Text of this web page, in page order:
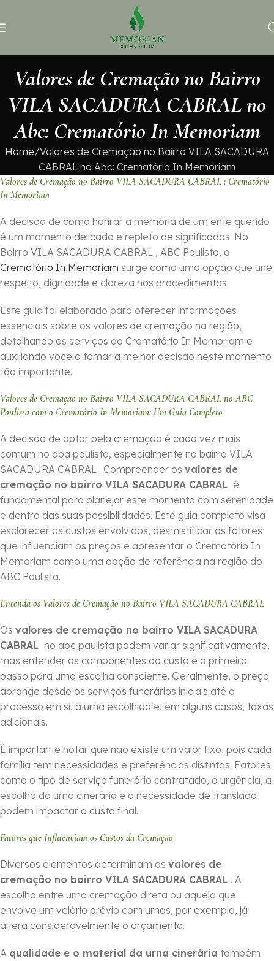
Valores de Cremação no Bairro
VILA SACADURA CABRAL no
Abc: Crematório In Memoriam
Home Valores de Cremação no Bairro VILA SACADURA
CABRAL no Abc: Crematório In Memoriam
Valores de Cremação no Bairro VILA SACADURA CABRAL : Crematório
In Memoriam
A decisão de como honrar a memória de um ente querido
é um momento delicado e repleto de significados. No
Bairro VILA SACADURA CABRAL , ABC Paulista, o
Crematório In Memoriam surge como uma opção que une
respeito, dignidade e clareza nos procedimentos.
Este guia foi elaborado para oferecer informações
essenciais sobre os valores de cremação na região,
detalhando os serviços do Crematório In Memoriam e
auxiliando você a tomar a melhor decisão neste momento
tão importante.
Valores de Cremação no Bairro VILA SACADURA CABRAL no ABC
Paulista com o Crematório In Memoriam: Um Guia Completo
A decisão de optar pela cremação é cada vez mais
comum no aba paulista, especialmente no bairro VILA
SACADURA CABRAL . Compreender os valores de
cremação no bairro VILA SACADURA CABRAL é
fundamental para planejar este momento com serenidade
e dentro das suas possibilidades. Este guia completo visa
esclarecer os custos envolvidos, desmistificar os fatores
que influenciam os preços e apresentar o Crematório In
Memoriam como uma opção de referência na região do
ABC Paulista.
Entenda os Valores de Cremação no Bairro VILA SACADURA CABRAL
Os valores de cremação no bairro VILA SACADURA
CABRAL no abc paulista podem variar significativamente,
mas entender os componentes do custo é o primeiro
passo para uma escolha consciente. Geralmente, o preço
abrange desde os serviços funerários iniciais até o
processo em si, a urna escolhida e, em alguns casos, taxas
adicionais.
É importante notar que não existe um valor fixo, pois cada
família tem necessidades e preferências distintas. Fatores
como o tipo de serviço funerário contratado, a urgência, a
escolha da urna cinerária e a necessidade de translado
podem impactar o custo final.
Fatores que Influenciam os Custos da Cremação
Diversos elementos determinam os valores de
cremação no bairro VILA SACADURA CABRAL . A
escolha entre uma cremação direta ou aquela que
envolve um velório prévio com urnas, por exemplo, já
altera consideravelmente o orçamento.
A qualidade e o material da urna cinerária também